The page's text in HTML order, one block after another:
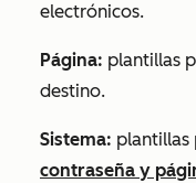
electrónicos.
Página: plantillas
destino.
Sistema: plantillas
contraseña y